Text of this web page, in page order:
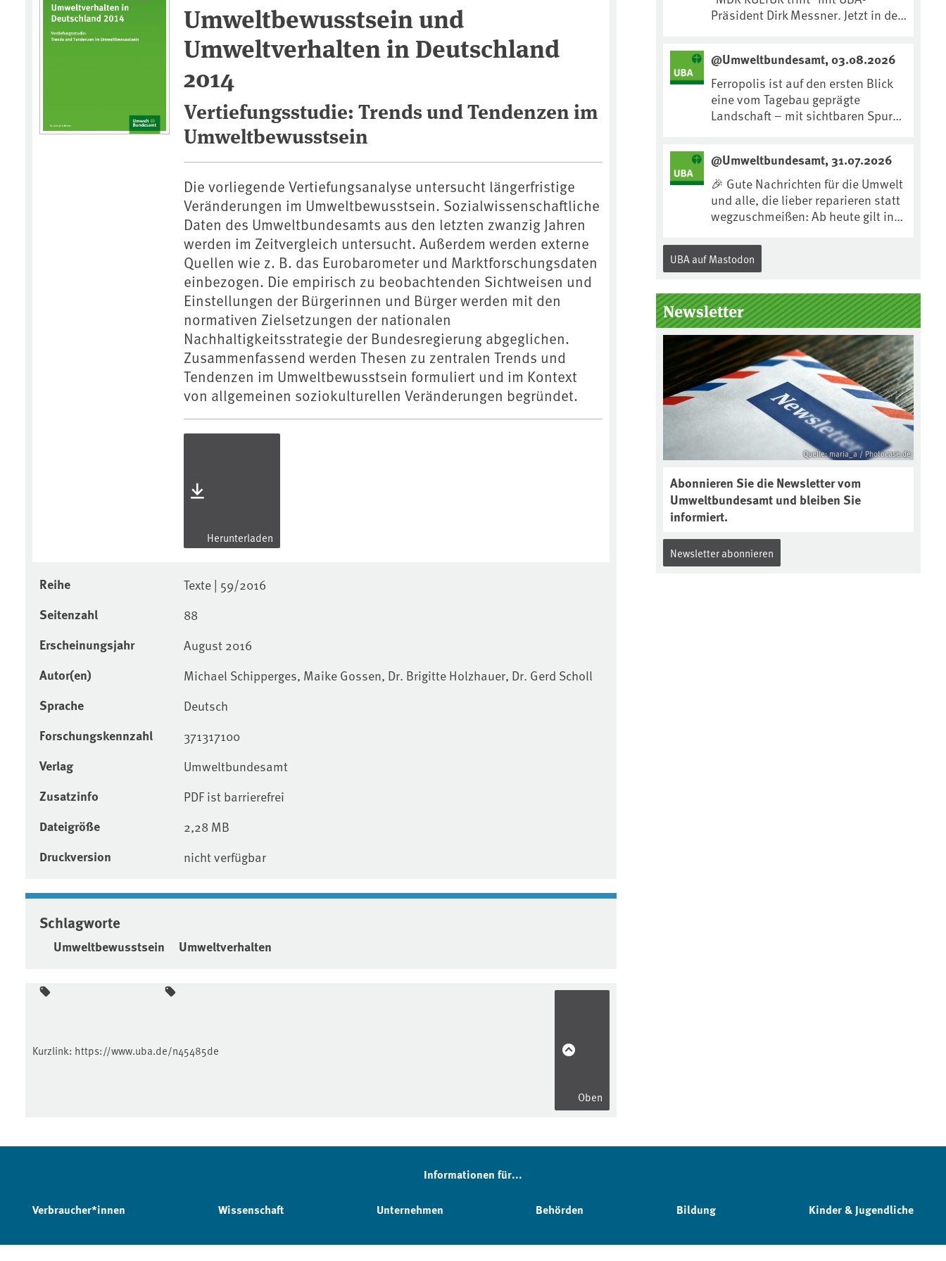
Umweltbewusstsein und
Umweltverhalten in Deutschland
2014
Vertiefungsstudie: Trends und Tendenzen im
Umweltbewusstsein
Die vorliegende Vertiefungsanalyse untersucht längerfristige
Veränderungen im Umweltbewusstsein. Sozialwissenschaftliche
Daten des Umweltbundesamts aus den letzten zwanzig Jahren
werden im Zeitvergleich untersucht. Außerdem werden externe
Quellen wie z. B. das Eurobarometer und Marktforschungsdaten
einbezogen. Die empirisch zu beobachtenden Sichtweisen und
Einstellungen der Bürgerinnen und Bürger werden mit den
normativen Zielsetzungen der nationalen
Nachhaltigkeitsstrategie der Bundesregierung abgeglichen.
Zusammenfassend werden Thesen zu zentralen Trends und
Tendenzen im Umweltbewusstsein formuliert und im Kontext
von allgemeinen soziokulturellen Veränderungen begründet.
Herunterladen
Reihe Texte | 59/2016
Seitenzahl 88
Erscheinungsjahr August 2016
Autor(en) Michael Schipperges, Maike Gossen, Dr. Brigitte Holzhauer, Dr. Gerd Scholl
Sprache Deutsch
Forschungskennzahl 371317100
Verlag Umweltbundesamt
Zusatzinfo PDF ist barrierefrei
Dateigröße 2,28 MB
Druckversion nicht verfügbar
Schlagworte
Umweltbewusstsein Umweltverhalten
Präsident Dirk Messner. Jetzt in der
t/trifft/dirk-messner-audio-
100.html
@Umweltbundesamt, 03.08.2026
Ferropolis ist auf den ersten Blick
eine vom Tagebau geprägte
Landschaft – mit sichtbaren Spuren
Boden. Doch diese Landschaft
erzählt mehr als nur ihre
bergbauliche Vergangenheit. Hier
lässt sich beobachten, wie sich aus
Kippenflächen lebendige Böden
entwickeln, Pflanzen Fuß fassen &
neue Lebensräume entstehen....
@Umweltbundesamt, 31.07.2026
🎉 Gute Nachrichten für die Umwelt
und alle, die lieber reparieren statt
wegzuschmeißen: Ab heute gilt in
das „Recht auf
Reparatur“.Demnach müssen
für die folgenden Produkte – soweit
technisch möglich – nach Ablauf
der Gewährleistungsfrist
Reparaturen zu einem
angemessenen Preis anbieten:
UBA auf Mastodon
Newsletter
Quelle: maria_a / Photocase.de
Abonnieren Sie die Newsletter vom
Umweltbundesamt und bleiben Sie
informiert.
Newsletter abonnieren
Kurzlink: https://www.uba.de/n45485de
Oben
Informationen für...
Verbraucher*innen Wissenschaft Unternehmen Behörden Bildung Kinder & Jugendliche